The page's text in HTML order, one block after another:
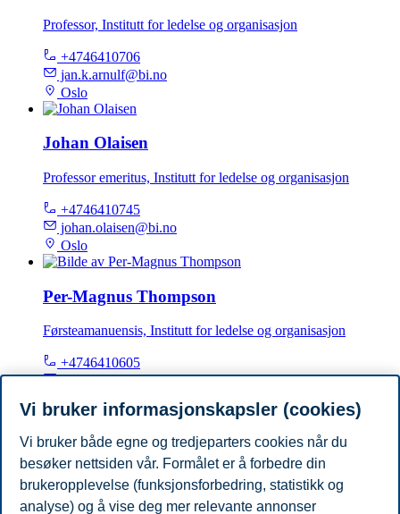
Professor, Institutt for ledelse og organisasjon
+4746410706
jan.k.arnulf@bi.no
Oslo
Johan Olaisen
Professor emeritus, Institutt for ledelse og organisasjon
+4746410745
johan.olaisen@bi.no
Oslo
Per-Magnus Thompson
Førsteamanuensis, Institutt for ledelse og organisasjon
+4746410605
per-magnus.thompson@bi.no
Øyvind Lund Martinsen
Professor, Institutt for ledelse og organisasjon
Vi bruker informasjonskapsler (cookies)
Vi bruker både egne og tredjeparters cookies når du
besøker nettsiden vår. Formålet er å forbedre din
brukeropplevelse (funksjonsforbedring, statistikk og
analyse) og å vise deg mer relevante annonser